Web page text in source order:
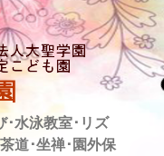
･水泳教室･リズ
道･坐禅･園外保